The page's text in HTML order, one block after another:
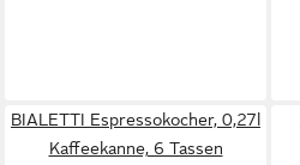
BIALETTI Espressokocher, 0,27l
Kaffeekanne, 6 Tassen